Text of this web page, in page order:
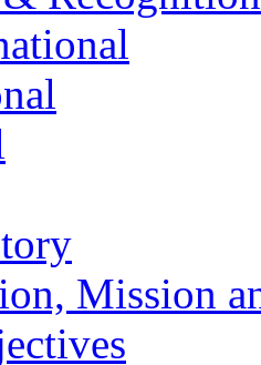
Mission